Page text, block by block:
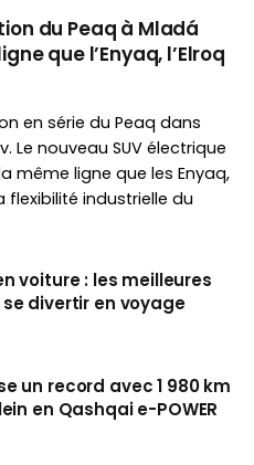
du Peaq à Mladá
que l’Enyaq, l’Elroq
en série du Peaq dans
Le nouveau SUV électrique
même ligne que les Enyaq,
flexibilité industrielle du
voiture : les meilleures
divertir en voyage
un record avec 1 980 km
en Qashqai e-POWER